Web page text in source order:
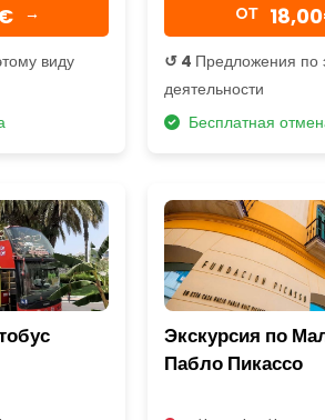
→
виду
OТ
↺ 4 Предложения по
деятельности
Бесплатная
Экскурсия по
Пабло Пикассо